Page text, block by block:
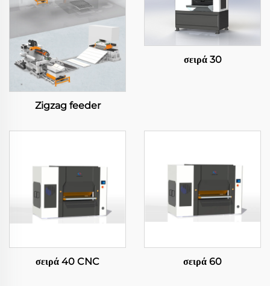
Zigzag feeder
σειρά 30
σειρά 40 CNC σειρά 60